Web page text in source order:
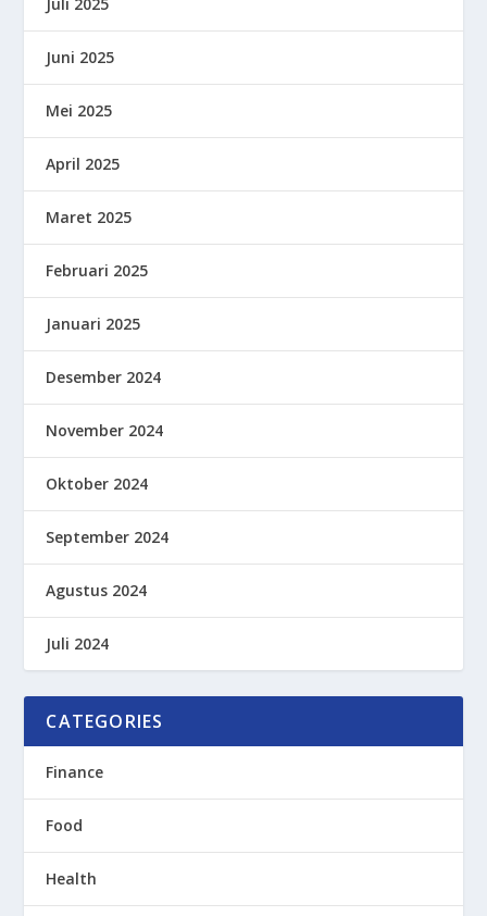
Juni 2025
Mei 2025
April 2025
Maret 2025
Februari 2025
Januari 2025
Desember 2024
November 2024
Oktober 2024
September 2024
Agustus 2024
Juli 2024
CATEGORIES
Finance
Food
Health